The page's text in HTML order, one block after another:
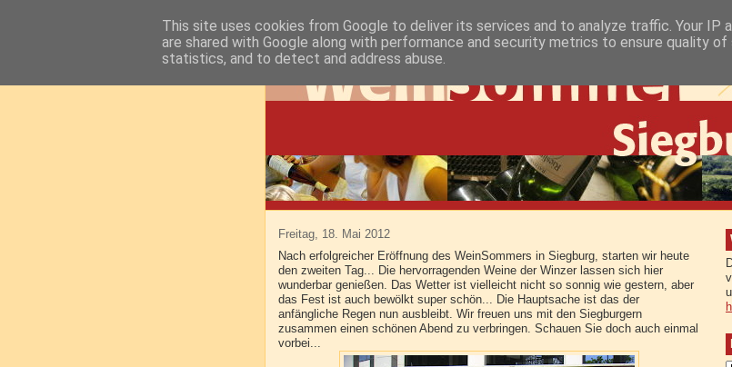
Freitag, 18. Mai 2012
Nach erfolgreicher Eröffnung des WeinSommers in Siegburg, starten wir heute
den zweiten Tag... Die hervorragenden Weine der Winzer lassen sich hier
wunderbar genießen. Das Wetter ist vielleicht nicht so sonnig wie gestern, aber
das Fest ist auch bewölkt super schön... Die Hauptsache ist das der
anfängliche Regen nun ausbleibt. Wir freuen uns mit den Siegburgern
zusammen einen schönen Abend zu verbringen. Schauen Sie doch auch einmal
vorbei...
This site uses cookies from Google to deliver its services and to analyze traffic. Your IP
are shared with Google along with performance and security metrics to ensure quality of
statistics, and to detect and address abuse.